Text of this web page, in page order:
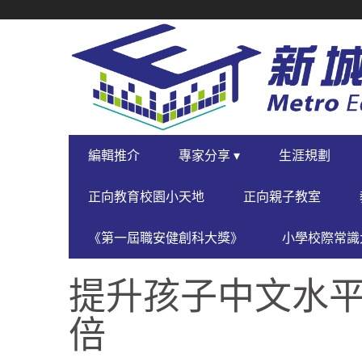
NAVIGATION
PRIMARY
NAVIGATION
編輯推介 專家分享 ▾ 生涯規劃
正向教育校園小天地 正向親子教室
《第一屆職安健創科大獎》 小學校際常
提升孩子中文水
倍